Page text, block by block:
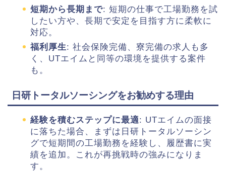
短期から長期まで: 短期の仕事で工場勤務を試
したい方や、長期で安定を目指す方に柔軟に
対応。
福利厚生: 社会保険完備、寮完備の求人も多
く、UTエイムと同等の環境を提供する案件
も。
日研トータルソーシングをお勧めする理由
経験を積むステップに最適: UTエイムの面接
に落ちた場合、まずは日研トータルソーシン
グで短期間の工場勤務を経験し、履歴書に実
績を追加。これが再挑戦時の強みになりま
す。